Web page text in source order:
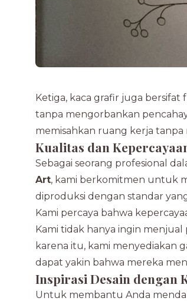
Ketiga, kaca grafir juga bersifat
tanpa mengorbankan
memisahkan ruang kerja
Kualitas dan
Sebagai seorang profesional
Art, kami berkomitmen untuk
diproduksi dengan standar
Kami percaya bahwa
Kami tidak hanya ingin
karena itu, kami menyediakan
dapat yakin bahwa mereka
Inspirasi Desain dengan
Untuk membantu Anda